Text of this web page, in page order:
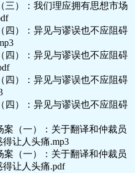
三）：我们理应拥有思想市场
四）：异见与谬误也不应阻碍
四）：异见与谬误也不应阻碍
四）：异见与谬误也不应阻碍
四）：异见与谬误也不应阻碍
案（一）：关于翻译和仲裁员
让人头痛.mp3
案（一）：关于翻译和仲裁员
让人头痛.pdf